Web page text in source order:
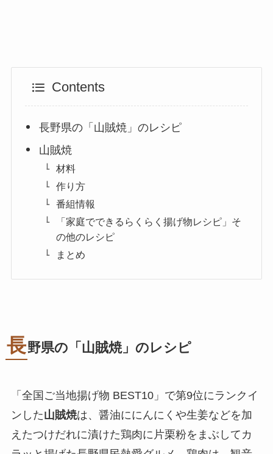
Contents
長野県の「山賊焼」のレシピ
山賊焼
材料
作り方
番組情報
「家庭でできるらくらく揚げ物レシピ」そ
の他のレシピ
まとめ
長野県の「山賊焼」のレシピ
「全国ご当地揚げ物 BEST10」で第9位にランクイ
ンした山賊焼は、醤油ににんにくや生姜などを加
えたつけだれに漬けた鶏肉に片栗粉をまぶしてカ